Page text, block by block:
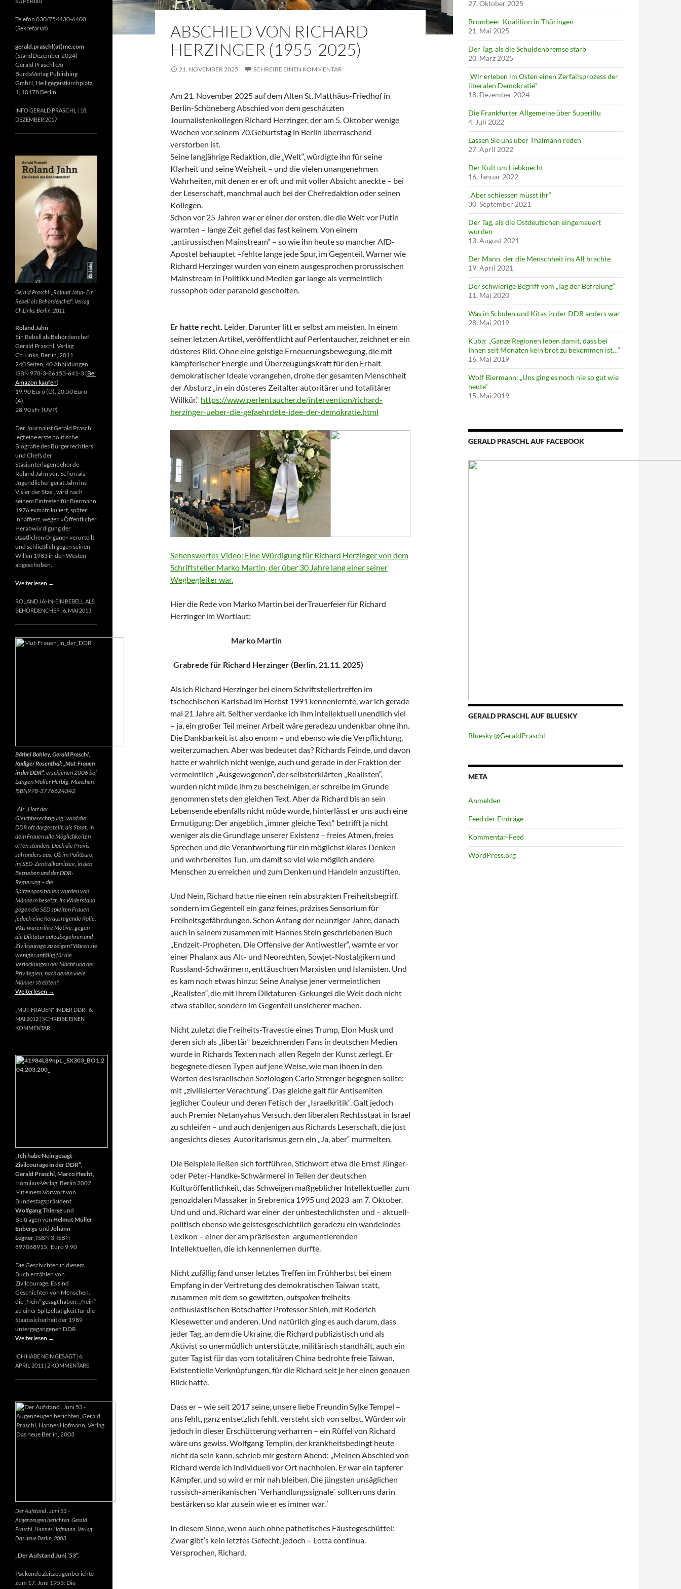
ABSCHIED VON RICHARD
HERZINGER (1955-2025)
21. NOVEMBER 2025 SCHREIBE EINEN KOMMENTAR
Am 21. November 2025 auf dem Alten St. Matthäus-Friedhof in
Berlin-Schöneberg Abschied von dem geschätzten
Journalistenkollegen Richard Herzinger, der am 5. Oktober wenige
Wochen vor seinem 70.Geburtstag in Berlin überraschend
verstorben ist.
Seine langjährige Redaktion, die „Welt“, würdigte ihn für seine
Klarheit und seine Weisheit – und die vielen unangenehmen
Wahrheiten, mit denen er er oft und mit voller Absicht aneckte – bei
der Leserschaft, manchmal auch bei der Chefredaktion oder seinen
Kollegen.
Schon vor 25 Jahren war er einer der ersten, die die Welt vor Putin
warnten – lange Zeit gefiel das fast keinem. Von einem
„antirussischen Mainstream“ – so wie ihn heute so mancher AfD-
Apostel behauptet –fehlte lange jede Spur, im Gegenteil. Warner wie
Richard Herzinger wurden von einem ausgesprochen prorussischen
Mainstream in Politikk und Medien gar lange als vermeintlich
russophob oder paranoid gescholten.
Er hatte recht. Leider. Darunter litt er selbst am meisten. In einem
seiner letzten Artikel, veröffentlicht auf Perlentaucher, zeichnet er ein
düsteres Bild. Ohne eine geistige Erneuerungsbewegung, die mit
kämpferischer Energie und Überzeugungskraft für den Erhalt
demokratischer Ideale vorangehen, drohe der gesamten Menschheit
der Absturz „in ein düsteres Zeitalter autoritärer und totalitärer
Willkür.“ https://www.perlentaucher.de/intervention/richard-
herzinger-ueber-die-gefaehrdete-idee-der-demokratie.html
Sehenswertes Video: Eine Würdigung für Richard Herzinger von dem
Schriftsteller Marko Martin, der über 30 Jahre lang einer seiner
Wegbegleiter war.
Hier die Rede von Marko Martin bei derTrauerfeier für Richard
Herzinger im Wortlaut:
Marko Martin
Grabrede für Richard Herzinger (Berlin, 21.11. 2025)
Als ich Richard Herzinger bei einem Schriftstellertreffen im
tschechischen Karlsbad im Herbst 1991 kennenlernte, war ich gerade
mal 21 Jahre alt. Seither verdanke ich ihm intellektuell unendlich viel
– ja, ein großer Teil meiner Arbeit wäre geradezu undenkbar ohne ihn.
Die Dankbarkeit ist also enorm – und ebenso wie die Verpflichtung,
weiterzumachen. Aber was bedeutet das? Richards Feinde, und davon
hatte er wahrlich nicht wenige, auch und gerade in der Fraktion der
vermeintlich „Ausgewogenen“, der selbsterklärten „Realisten“,
wurden nicht müde ihm zu bescheinigen, er schreibe im Grunde
genommen stets den gleichen Text. Aber da Richard bis an sein
Lebensende ebenfalls nicht müde wurde, hinterlässt er uns auch eine
Ermutigung: Der angeblich „immer gleiche Text“ betrifft ja nicht
weniger als die Grundlage unserer Existenz – freies Atmen, freies
Sprechen und die Verantwortung für ein möglichst klares Denken
und wehrbereites Tun, um damit so viel wie möglich andere
Menschen zu erreichen und zum Denken und Handeln anzustiften.
Und Nein, Richard hatte nie einen rein abstrakten Freiheitsbegriff,
sondern im Gegenteil ein ganz feines, präzises Sensorium für
Freiheitsgefährdungen. Schon Anfang der neunziger Jahre, danach
auch in seinem zusammen mit Hannes Stein geschriebenen Buch
„Endzeit-Propheten. Die Offensive der Antiwestler“, warnte er vor
einer Phalanx aus Alt- und Neorechten, Sowjet-Nostalgikern und
Russland-Schwärmern, enttäuschten Marxisten und Islamisten. Und
es kam noch etwas hinzu: Seine Analyse jener vermeintlichen
„Realisten“, die mit Ihrem Diktaturen-Gekungel die Welt doch nicht
etwa stabiler, sondern im Gegenteil unsicherer machen.
Nicht zuletzt die Freiheits-Travestie eines Trump, Elon Musk und
deren sich als „libertär“ bezeichnenden Fans in deutschen Medien
wurde in Richards Texten nach allen Regeln der Kunst zerlegt. Er
begegnete diesen Typen auf jene Weise, wie man ihnen in den
Worten des israelischen Soziologen Carlo Strenger begegnen sollte:
mit „zivilisierter Verachtung“. Das gleiche galt für Antisemiten
jeglicher Couleur und deren Fetisch der „Israelkritik“. Galt jedoch
auch Premier Netanyahus Versuch, den liberalen Rechtsstaat in Israel
zu schleifen – und auch denjenigen aus Richards Leserschaft, die just
angesichts dieses Autoritarismus gern ein „Ja, aber“ murmelten.
Die Beispiele ließen sich fortführen, Stichwort etwa die Ernst Jünger-
oder Peter-Handke-Schwärmerei in Teilen der deutschen
Kulturöffentlichkeit, das Schweigen maßgeblicher Intellektueller zum
genozidalen Massaker in Srebrenica 1995 und 2023 am 7. Oktober.
Und und und. Richard war einer der unbestechlichsten und – aktuell-
politisch ebenso wie geistesgeschichtlich geradezu ein wandelndes
Lexikon – einer der am präzisesten argumentierenden
Intellektuellen, die ich kennenlernen durfte.
Nicht zufällig fand unser letztes Treffen im Frühherbst bei einem
Empfang in der Vertretung des demokratischen Taiwan statt,
zusammen mit dem so gewitzten, outspokenfreiheits-
enthusiastischen Botschafter Professor Shieh, mit Roderich
Kiesewetter und anderen. Und natürlich ging es auch darum, dass
jeder Tag, an dem die Ukraine, die Richard publizistisch und als
Aktivist so unermüdlich unterstützte, militärisch standhält, auch ein
guter Tag ist für das vom totalitären China bedrohte freie Taiwan.
Existentielle Verknüpfungen, für die Richard seit je her einen genauen
Blick hatte.
Dass er – wie seit 2017 seine, unsere liebe Freundin Sylke Tempel –
uns fehlt, ganz entsetzlich fehlt, versteht sich von selbst. Würden wir
jedoch in dieser Erschütterung verharren – ein Rüffel von Richard
wäre uns gewiss. Wolfgang Templin, der krankheitsbedingt heute
nicht da sein kann, schrieb mir gestern Abend: „Meinen Abschied von
Richard werde ich individuell vor Ort nachholen. Er war ein tapferer
Kämpfer, und so wird er mir nah bleiben. Die jüngsten unsäglichen
russisch-amerikanischen `Verhandlungssignale` sollten uns darin
bestärken so klar zu sein wie er es immer war.´
In diesem Sinne, wenn auch ohne pathetisches Fäustegeschüttel:
Zwar gibt’s kein letztes Gefecht, jedoch – Lotta continua.
Versprochen, Richard.
27. Oktober 2025
Brombeer-Koalition in Thüringen
21. Mai 2025
Der Tag, als die Schuldenbremse starb
20. März 2025
„Wir erleben im Osten einen Zerfallsprozess der
liberalen Demokratie“
18. Dezember 2024
Die Frankfurter Allgemeine über Superillu
4. Juli 2022
Lassen Sie uns über Thälmann reden
27. April 2022
Der Kult um Liebknecht
16. Januar 2022
„Aber schiessen müsst ihr“
30. September 2021
Der Tag, als die Ostdeutschen eingemauert
wurden
13. August 2021
Der Mann, der die Menschheit ins All brachte
19. April 2021
Der schwierige Begriff vom „Tag der Befreiung“
11. Mai 2020
Was in Schulen und Kitas in der DDR anders war
28. Mai 2019
Kuba: „Ganze Regionen leben damit, dass bei
Ihnen seit Monaten kein brot zu bekommen ist…“
16. Mai 2019
Wolf Biermann: „Uns ging es noch nie so gut wie
heute“
15. Mai 2019
GERALD PRASCHL AUF FACEBOOK
GERALD PRASCHL AUF BLUESKY
Bluesky @GeraldPraschl
META
Anmelden
Feed der Einträge
Kommentar-Feed
WordPress.org
Telefon 030/754430-6400
(Sekretariat)
gerald.praschl(at)me.com
(StandDezember 2024)
Gerald Praschl c/o
BurdaVerlag Publishing
GmbH, Heiligegeistkirchplatz
1, 10178 Berlin
INFO GERALD PRASCHL
18.
DEZEMBER 2017
Gerald Praschl. „Roland Jahn- Ein
Rebell als Behördenchef“, Verlag
Ch.Links, Berlin, 2011
Roland Jahn
Ein Rebell als Behördenchef
Gerald Praschl, Verlag
Ch.Links, Berlin, 2011
240 Seiten, 40 Abbildungen
ISBN 978-3-86153-641-3 (Bei
Amazon kaufen)
19,90 Euro (D), 20,50 Euro
(A),
28,90 sFr (UVP)
Der Journalist Gerald Praschl
legt eine erste politische
Biografie des Bürgerrechtlers
und Chefs der
Stasiunterlagenbehörde
Roland Jahn vor. Schon als
Jugendlicher gerät Jahn ins
Visier der Stasi, wird nach
seinem Eintreten für Biermann
1976 exmatrikuliert, später
inhaftiert, wegen »Öffentlicher
Herabwürdigung der
staatlichen Organe« verurteilt
und schließlich gegen seinen
Willen 1983 in den Westen
abgeschoben.
Weiterlesen →
ROLAND JAHN-EIN REBELL ALS
BEHÖRDENCHEF 6. MAI 2013
Bärbel Bohley, Gerald Praschl,
Rüdiger Rosenthal: „Mut-Frauen
in der DDR“, erschienen 2006 bei
Langen Müller Herbig, München,
ISBN978-3776624342
Als „Hort der
Gleichberechtigung“ wird die
DDR oft dargestellt, als Staat, in
dem Frauen alle Möglichkeiten
offen standen. Doch die Praxis
sah anders aus: Ob im Politbüro,
im SED-Zentralkomittee, in den
Betrieben und der DDR-
Regierung – die
Spitzenpositionen wurden von
Männern besetzt. Im Widerstand
gegen die SED spielten Frauen
jedoch eine herausragende Rolle.
Was waren ihre Motive, gegen
die Diktatur aufzubegehren und
Zivilcourage zu zeigen? Waren sie
weniger anfällig für die
Verlockungen der Macht und der
Privilegien, nach denen viele
Männer strebten?
Weiterlesen →
„MUT-FRAUEN“ IN DER DDR 6.
MAI 2012 SCHREIBE EINEN
KOMMENTAR
„Ich habe Nein gesagt-
Zivilcourage in der DDR“,
Gerald Praschl, Marco Hecht,
Homilius-Verlag, Berlin 2002.
Mit einem Vorwort von
Bundestagspräsident
Wolfgang Thierseund
Beiträgen von Helmut Müller-
Enbergs und Johann
Legner , ISBN 3-ISBN
897068915, Euro 9,90
Die Geschichten in diesem
Buch erzählen von
Zivilcourage. Es sind
Geschichten von Menschen,
die „Nein“ gesagt haben. „Nein“
zu einer Spitzeltätigkeit für die
Staatssicherheit der 1989
untergegangenen DDR.
Weiterlesen →
ICH HABE NEIN GESAGT 6.
APRIL 2011
2 KOMMENTARE
Der Aufstand . Juni 53 –
Augenzeugen berichten, Gerald
Praschl, Hannes Hofmann, Verlag
Das neue Berlin, 2003
„Der Aufstand Juni ’53“.
Packende Zeitzeugenberichte
zum 17. Juni 1953: Die